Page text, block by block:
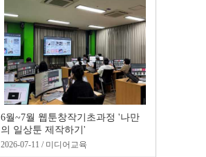
6월~7월 웹툰창작기초과정 '나만
의 일상툰 제작하기'
2026-07-11 / 미디어교육